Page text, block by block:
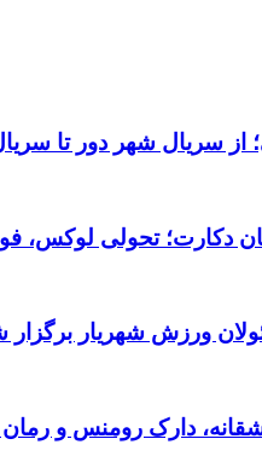
از سریال شهر دور تا
دکارت؛ تحولی لوکس،
ورزش شهریار برگزار